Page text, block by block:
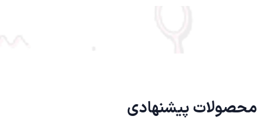
محصولات پیشنهادی